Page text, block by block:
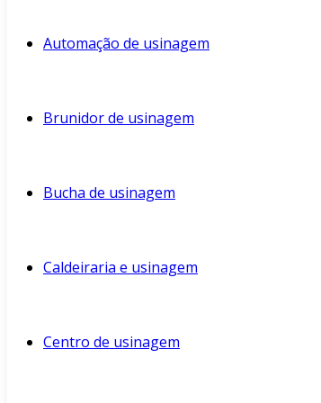
Automação de usinagem
Brunidor de usinagem
Bucha de usinagem
Caldeiraria e usinagem
Centro de usinagem